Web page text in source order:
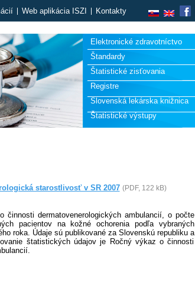
Web aplikácia ISZI Kontakty
Elektronické zdravotníctvo
Štandardy
Štatistické zisťovania
Registre
Slovenská lekárska knižnica
Štatistické výstupy
starostlivosť v SR 2007 (PDF, 122 kB)
činnosti dermatovenerologických ambulancií, o počte
pacientov na kožné ochorenia podľa vybraných
roka. Údaje sú publikované za Slovenskú republiku a
štatistických údajov je Ročný výkaz o činnosti